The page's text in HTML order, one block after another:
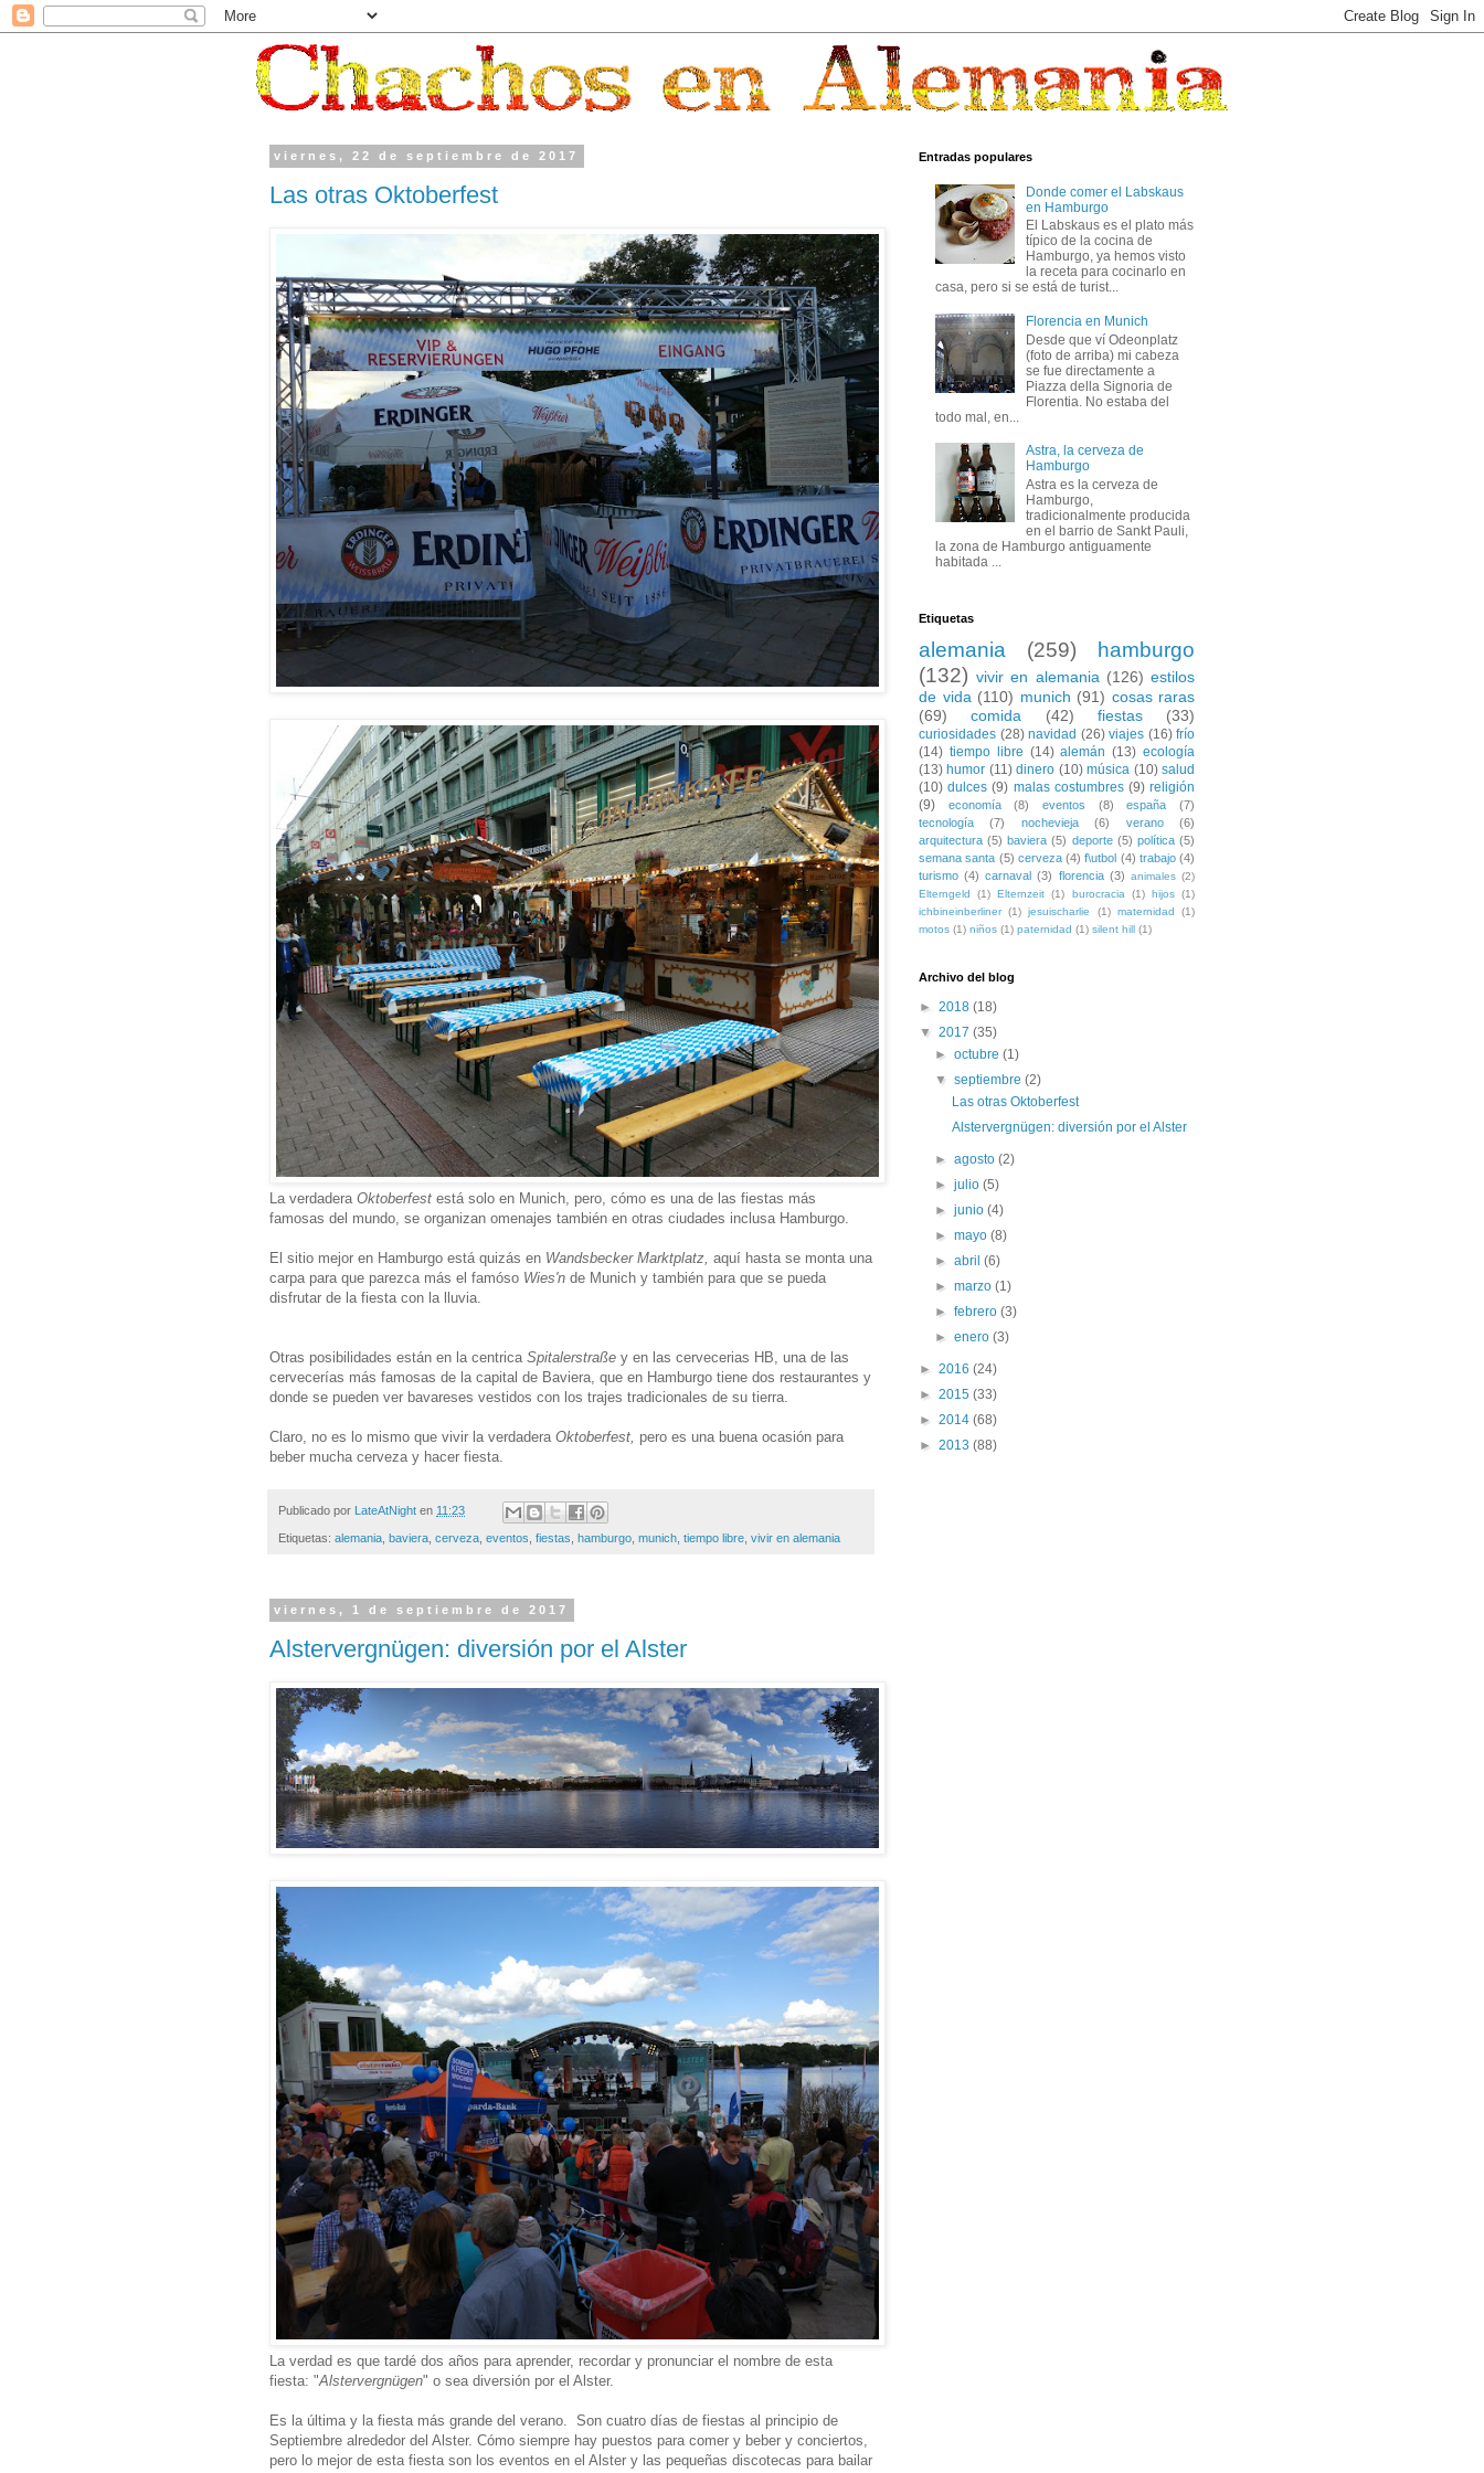
viernes, 22 de septiembre de 2017
Las otras Oktoberfest
La verdadera Oktoberfest está solo en Munich, pero, cómo es una de las fiestas más
famosas del mundo, se organizan omenajes también en otras ciudades inclusa Hamburgo.
El sitio mejor en Hamburgo está quizás en Wandsbecker Marktplatz, aquí hasta se monta una
carpa para que parezca más el famóso Wies'n de Munich y también para que se pueda
disfrutar de la fiesta con la lluvia.
Otras posibilidades están en la centrica Spitalerstraße y en las cervecerias HB, una de las
cervecerías más famosas de la capital de Baviera, que en Hamburgo tiene dos restaurantes y
donde se pueden ver bavareses vestidos con los trajes tradicionales de su tierra.
Claro, no es lo mismo que vivir la verdadera Oktoberfest, pero es una buena ocasión para
beber mucha cerveza y hacer fiesta.
Publicado por LateAtNight en 11:23
Etiquetas: alemania baviera cerveza eventos fiestas hamburgo munich tiempo libre vivir en alemania
viernes, 1 de septiembre de 2017
Alstervergnügen: diversión por el Alster
La verdad es que tardé dos años para aprender, recordar y pronunciar el nombre de esta
fiesta: "Alstervergnügen" o sea diversión por el Alster.
Es la última y la fiesta más grande del verano. Son cuatro días de fiestas al principio de
Septiembre alrededor del Alster. Cómo siempre hay puestos para comer y beber y conciertos,
pero lo mejor de esta fiesta son los eventos en el Alster y las pequeñas discotecas para bailar
Entradas populares
Donde comer el Labskaus
en Hamburgo
El Labskaus es el plato más
típico de la cocina de
Hamburgo, ya hemos visto
la receta para cocinarlo en
casa, pero si se está de turist...
Florencia en Munich
Desde que ví Odeonplatz
(foto de arriba) mi cabeza
se fue directamente a
Piazza della Signoria de
Florentia. No estaba del
todo mal, en...
Astra, la cerveza de
Hamburgo
Astra es la cerveza de
Hamburgo,
tradicionalmente producida
en el barrio de Sankt Pauli,
la zona de Hamburgo antiguamente
habitada ...
Etiquetas
alemania (259)
hamburgo
(132) vivir en alemania (126) estilos
de vida (110) munich (91) cosas raras
(69)
comida (42) fiestas (33)
curiosidades (28) navidad (26) viajes (16) frío
(14) tiempo libre (14) alemán (13) ecología
(13) humor (11) dinero (10) música (10) salud
(10) dulces (9) malas costumbres (9) religión
(9)
economía (8) eventos (8) españa
(7)
tecnología
(7) nochevieja (6) verano
(6)
arquitectura (5) baviera (5) deporte (5) política (5)
semana santa (5) cerveza (4) f\utbol (4) trabajo (4)
turismo (4) carnaval (3) florencia (3) animales (2)
Elterngeld
(1) Elternzeit (1) burocracia (1) hijos (1)
ichbineinberliner (1) jesuischarlie (1) maternidad
(1)
motos (1) niños (1) paternidad (1) silent hill (1)
Archivo del blog
► 2018 (18)
▼ 2017 (35)
►octubre(1)
▼septiembre(2)
Las otras Oktoberfest
Alstervergnügen: diversión por el Alster
►agosto(2)
►julio(5)
►junio(4)
►mayo(8)
►abril(6)
►marzo(1)
►febrero(3)
►enero(3)
► 2016 (24)
► 2015 (33)
► 2014 (68)
► 2013 (88)